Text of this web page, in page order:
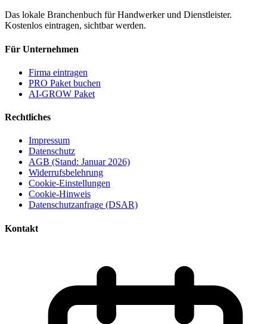
Das lokale Branchenbuch für Handwerker und Dienstleister.
Kostenlos eintragen, sichtbar werden.
Für Unternehmen
Firma eintragen
PRO Paket buchen
AI-GROW Paket
Rechtliches
Impressum
Datenschutz
AGB (Stand: Januar 2026)
Widerrufsbelehrung
Cookie-Einstellungen
Cookie-Hinweis
Datenschutzanfrage (DSAR)
Kontakt